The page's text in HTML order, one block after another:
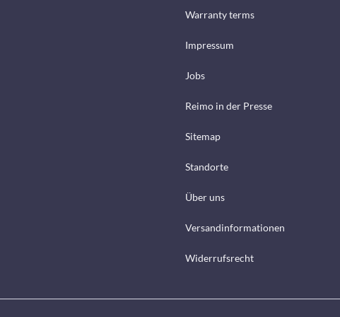
Warranty terms
Impressum
Jobs
Reimo in der Presse
Sitemap
Standorte
Über uns
Versandinformationen
Widerrufsrecht